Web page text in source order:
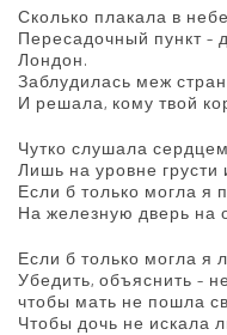
Сколько плакала в
Пересадочный пункт –
Лондон.
Заблудилась меж
И решала, кому твой
Чутко слушала
Лишь на уровне
Если б только могла я
На железную дверь на
Если б только могла я
Убедить, объяснить –
чтобы мать не пошла
Чтобы дочь не искала